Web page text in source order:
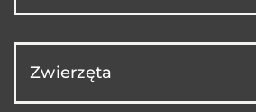
Zwierzęta